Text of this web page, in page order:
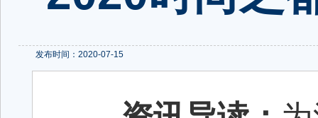
发布时间：2020-07-15